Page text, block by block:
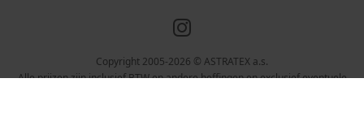
Copyright 2005-2026 © ASTRATEX a.s.
Alle prijzen zijn inclusief BTW en andere heffingen en exclusief eventuele